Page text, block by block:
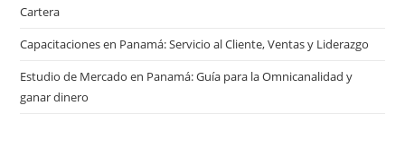
Cartera
Capacitaciones en Panamá: Servicio al Cliente, Ventas y Liderazgo
Estudio de Mercado en Panamá: Guía para la Omnicanalidad y
ganar dinero